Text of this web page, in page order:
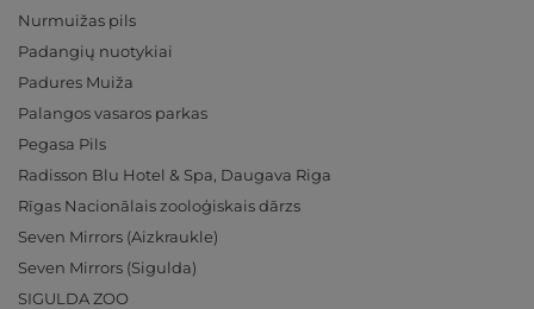
Nurmuižas pils
Padangių nuotykiai
Padures Muiža
Palangos vasaros parkas
Pegasa Pils
Radisson Blu Hotel & Spa, Daugava Riga
Rīgas Nacionālais zooloģiskais dārzs
Seven Mirrors (Aizkraukle)
Seven Mirrors (Sigulda)
SIGULDA ZOO